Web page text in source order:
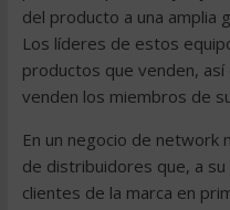
del producto a una amplia
Los líderes de estos
productos que venden,
venden los miembros de
En un negocio de network
de distribuidores que, a
clientes de la marca en